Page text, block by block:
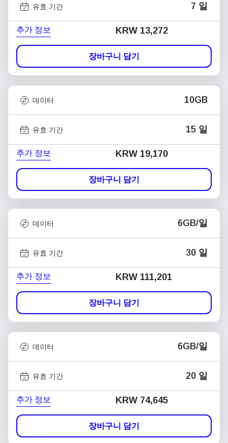
유효 기간 7 일
추가 정보 KRW 13,272
장바구니 담기
데이터 10GB
유효 기간 15 일
추가 정보 KRW 19,170
장바구니 담기
데이터 6GB/일
유효 기간 30 일
추가 정보 KRW 111,201
장바구니 담기
데이터 6GB/일
유효 기간 20 일
추가 정보 KRW 74,645
장바구니 담기